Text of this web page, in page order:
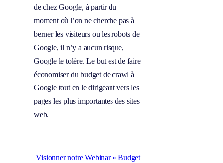
de chez Google, à partir du
moment où l’on ne cherche pas à
berner les visiteurs ou les robots de
Google, il n’y a aucun risque,
Google le tolère. Le but est de faire
économiser du budget de crawl à
Google tout en le dirigeant vers les
pages les plus importantes des sites
web.
Visionner notre Webinar « Budget